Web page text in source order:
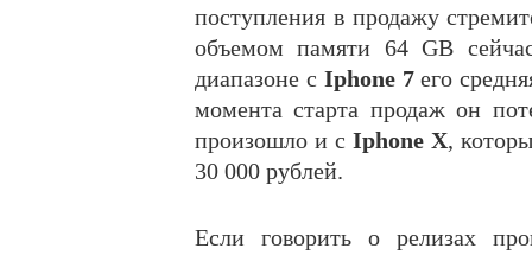
поступления в продажу
объемом памяти 64 GB
диапазоне с Iphone 7его
момента старта продаж он
произошло и с Iphone X,
30 000 рублей.
Если говорить о релизах